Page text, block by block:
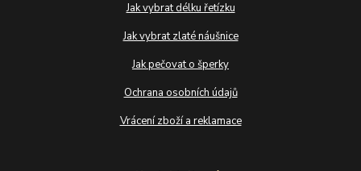
Jak vybrat délku řetízku
Jak vybrat zlaté náušnice
Jak pečovat o šperky
Ochrana osobních údajů
Vrácení zboží a reklamace